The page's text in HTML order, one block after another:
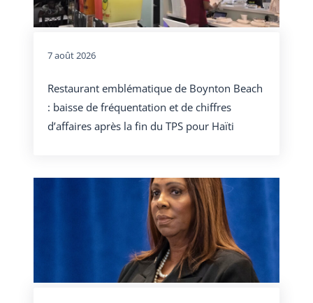
7 août 2026
Restaurant emblématique de Boynton Beach
: baisse de fréquentation et de chiffres
d’affaires après la fin du TPS pour Haïti